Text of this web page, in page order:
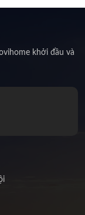
khởi đầu và